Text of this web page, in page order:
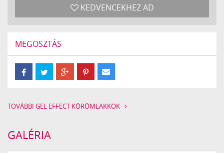
KEDVENCEKHEZ AD
MEGOSZTÁS
TOVÁBBI GEL EFFECT KÖRÖMLAKKOK
GALÉRIA